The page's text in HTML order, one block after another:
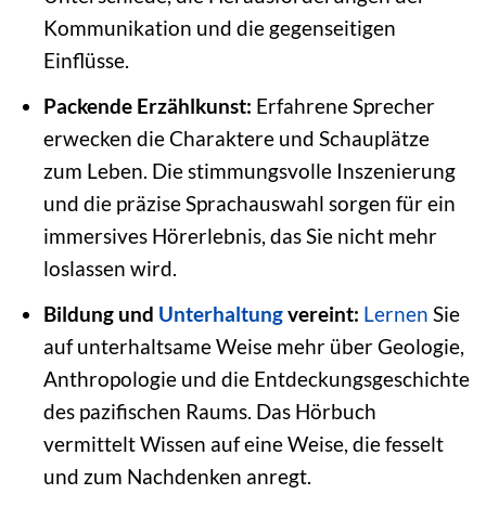
Kommunikation und die gegenseitigen
Einflüsse.
Packende Erzählkunst: Erfahrene Sprecher
erwecken die Charaktere und Schauplätze
zum Leben. Die stimmungsvolle Inszenierung
und die präzise Sprachauswahl sorgen für ein
immersives Hörerlebnis, das Sie nicht mehr
loslassen wird.
Bildung und Unterhaltungvereint: Lernen Sie
auf unterhaltsame Weise mehr über Geologie,
Anthropologie und die Entdeckungsgeschichte
des pazifischen Raums. Das Hörbuch
vermittelt Wissen auf eine Weise, die fesselt
und zum Nachdenken anregt.